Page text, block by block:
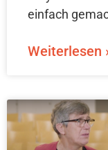
einfach
Weiterlesen